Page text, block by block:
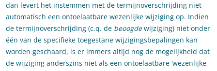
dan levert het instemmen met de termijnoverschrijding niet
automatisch een ontoelaatbare wezenlijke wijziging op. Indien
de termijnoverschrijding (c.q. de beoogdewijziging) niet onder
één van de specifieke toegestane wijzigingsbepalingen kan
worden geschaard, is er immers altijd nog de mogelijkheid dat
de wijziging anderszins niet als een ontoelaatbare ‘wezenlijke